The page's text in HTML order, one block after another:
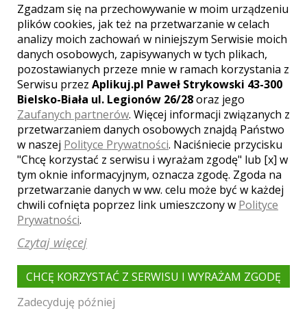
kochających się osób. Na ten dzień można
skorzystać z wypożyczenia
reprezentacyjnego samochodu od
znajomych lub rodziny, jednak warto
wziąć pod uwagę oferty krakowskich firm,
które specjalizują się wwynajmowaniu
samochodów ślubnych. Takie auta będą
idealnie pasowały do tego wielkiego
wydarzenia. Jednocześnie wynajmowany
samochód posiada kierowcę, co nie jest
bez znaczenia. Nie trzeba się wtedy
martwić przystrojeniem takiego
samochodu oraz zadbaniem o wygląd
kierowcy.
Auto do ślubu – jak
wybrać odpowiednie?
Samochody ślubne to różne modele, z
których można wybierać te najbardziej
pasujące do konkretnej pary. Mogą się
Zgadzam się na przechowywanie w moim urządzeniu
plików cookies, jak też na przetwarzanie w celach
analizy moich zachowań w niniejszym Serwisie moich
danych osobowych, zapisywanych w tych plikach,
pozostawianych przeze mnie w ramach korzystania z
Serwisu przez Aplikuj.pl Paweł Strykowski 43-300
Bielsko-Biała ul. Legionów 26/28oraz jego
Zaufanych partnerów. Więcej informacji związanych z
przetwarzaniem danych osobowych znajdą Państwo
w naszej Polityce Prywatności. Naciśniecie przycisku
"Chcę korzystać z serwisu i wyrażam zgodę" lub [x] w
tym oknie informacyjnym, oznacza zgodę. Zgoda na
przetwarzanie danych w ww. celu może być w każdej
chwili cofnięta poprzez link umieszczony w Polityce
Prywatności.
Czytaj więcej
CHCĘ KORZYSTAĆ Z SERWISU I WYRAŻAM ZGODĘ
Zadecyduję później